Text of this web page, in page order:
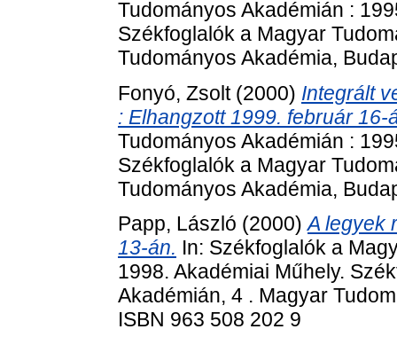
Tudományos Akadémián :
Székfoglalók a Magyar
Tudományos Akadémia,
Fonyó, Zsolt(2000) Integrált
: Elhangzott 1999. február 16-
Tudományos Akadémián :
Székfoglalók a Magyar
Tudományos Akadémia,
Papp, László (2000)A legyek
13-án. In: Székfoglalók a
1998. Akadémiai Műhely.
Akadémián, 4 . Magyar
ISBN 963 508 202 9